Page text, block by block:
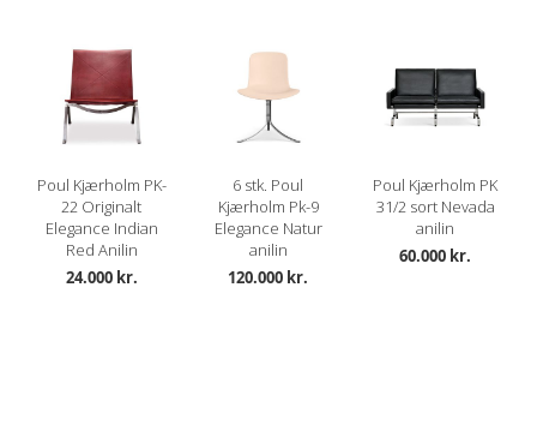
Poul Kjærholm PK-
22 Originalt
Elegance Indian
Red Anilin
24.000 kr.
6 stk. Poul
Kjærholm Pk-9
Elegance Natur
anilin
120.000 kr.
Poul Kjærholm PK
31/2 sort Nevada
anilin
60.000 kr.